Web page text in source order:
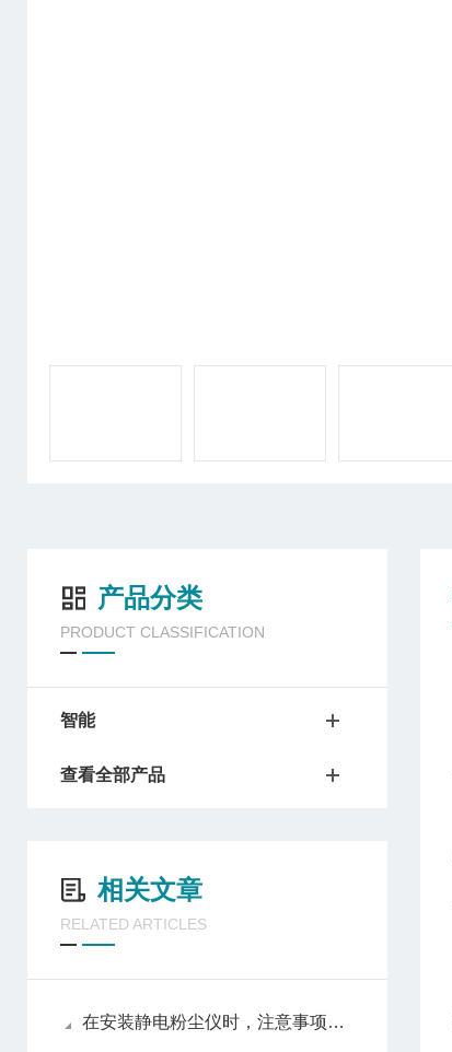
产品分类
PRODUCT CLASSIFICATION
智能
查看全部产品
相关文章
RELATED ARTICLES
在安装静电粉尘仪时，注意事项有哪些